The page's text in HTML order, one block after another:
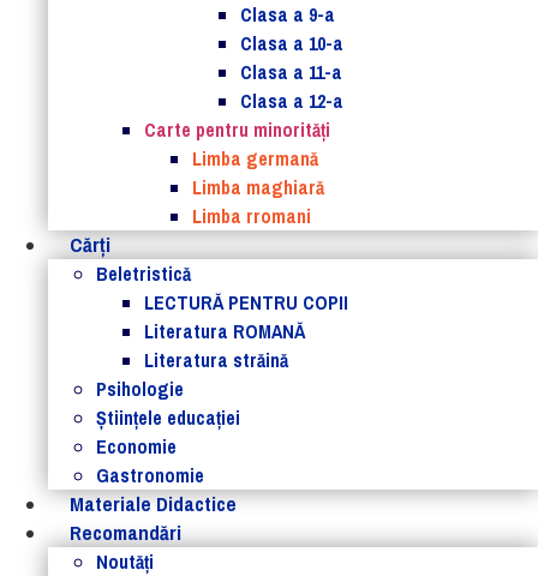
Clasa a 9-a
Clasa a 10-a
Clasa a 11-a
Clasa a 12-a
Carte pentru minorităţi
Limba germană
Limba maghiară
Limba rromani
Cărţi
Beletristică
LECTURĂ PENTRU COPII
Literatura ROMANĂ
Literatura străină
Psihologie
Ştiinţele educaţiei
Economie
Gastronomie
Materiale Didactice
Recomandări
Noutăţi